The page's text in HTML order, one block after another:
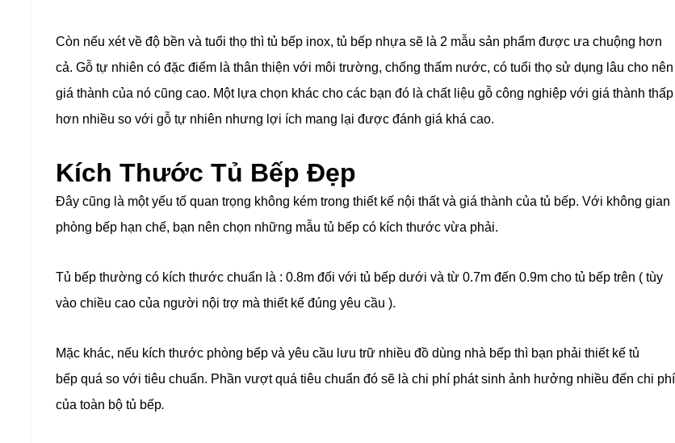
Còn nếu xét về độ bền và tuổi thọ thì tủ bếp inox, tủ bếp nhựa sẽ là 2 mẫu sản phẩm được ưa chuộng hơn
cả. Gỗ tự nhiên có đặc điểm là thân thiện với môi trường, chống thấm nước, có tuổi thọ sử dụng lâu cho nên
giá thành của nó cũng cao. Một lựa chọn khác cho các bạn đó là chất liệu gỗ công nghiệp với giá thành thấp
hơn nhiều so với gỗ tự nhiên nhưng lợi ích mang lại được đánh giá khá cao.
Kích Thước Tủ Bếp Đẹp
Đây cũng là một yếu tố quan trọng không kém trong thiết kế nội thất và giá thành của tủ bếp. Với không gian
phòng bếp hạn chế, bạn nên chọn những mẫu tủ bếp có kích thước vừa phải.
Tủ bếp thường có kích thước chuẩn là : 0.8m đối với tủ bếp dưới và từ 0.7m đến 0.9m cho tủ bếp trên ( tùy
vào chiều cao của người nội trợ mà thiết kế đúng yêu cầu ).
Mặc khác, nếu kích thước phòng bếp và yêu cầu lưu trữ nhiều đồ dùng nhà bếp thì bạn phải thiết kế tủ
bếp quá so với tiêu chuẩn. Phần vượt quá tiêu chuẩn đó sẽ là chi phí phát sinh ảnh hưởng nhiều đến chi phí
của toàn bộ tủ bếp.